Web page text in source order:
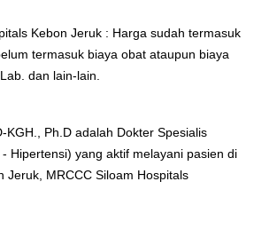
Kebon Jeruk : Harga sudah termasuk
termasuk biaya obat ataupun biaya
dan lain-lain.
KGH., Ph.D adalah Dokter Spesialis
Hipertensi) yang aktif melayani pasien di
Jeruk, MRCCC Siloam Hospitals